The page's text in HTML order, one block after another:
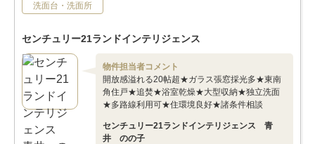
洗面台・洗面所
センチュリー21ランドインテリジェンス
物件担当者コメント
開放感溢れる20帖超★ガラス張窓採光多★東南
角住戸★追焚★浴室乾燥★大型収納★独立洗面
★多路線利用可★住環境良好★諸条件相談
センチュリー21ランドインテリジェンス 青
井 のの子